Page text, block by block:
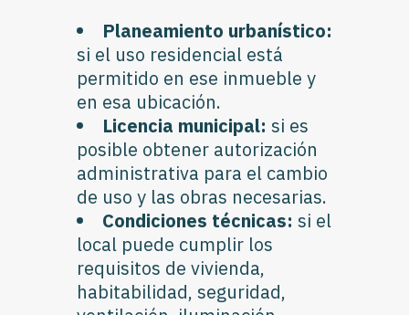
Planeamiento urbanístico:
si el uso residencial está
permitido en ese inmueble y
en esa ubicación.
Licencia municipal: si es
posible obtener autorización
administrativa para el cambio
de uso y las obras necesarias.
Condiciones técnicas: si el
local puede cumplir los
requisitos de vivienda,
habitabilidad, seguridad,